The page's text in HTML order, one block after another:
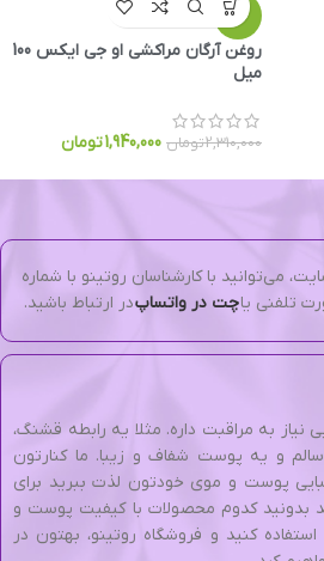
-16%
روغن آرگان مراکشی او جی ایکس 100
میل
2,310,000تومان 1,940,000تومان
می‌توانید با کارشناسان روتینو با شماره
تلفنی یاچت در واتساپدر ارتباط باشید.
نیاز به مراقبت داره. مثلا یه رابطه قشنگ،
و یه پوست شفاف و زیبا. ما کنارتون
پوست و موی خودتون لذت ببرید برای
بدونید کدوم محصولات با کیفیت پوست و
کنید و فروشگاه روتینو، بهتون در